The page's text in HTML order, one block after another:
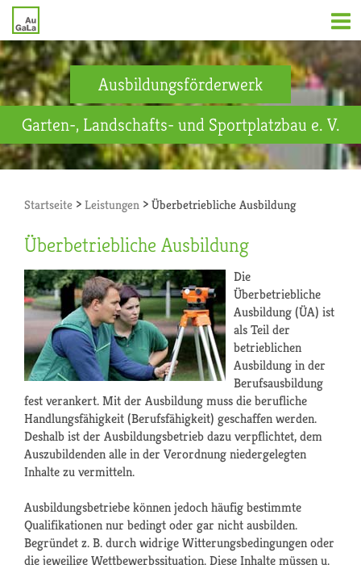
Ausbildungsförderwerk
Garten-, Landschafts- und Sportplatzbau e. V.
Startseite > Leistungen > Überbetriebliche Ausbildung
Überbetriebliche Ausbildung
Die
Überbetriebliche
Ausbildung (ÜA) ist
als Teil der
betrieblichen
Ausbildung in der
Berufsausbildung
fest verankert. Mit der Ausbildung muss die berufliche
Handlungsfähigkeit (Berufsfähigkeit) geschaffen werden.
Deshalb ist der Ausbildungsbetrieb dazu verpflichtet, dem
Auszubildenden alle in der Verordnung niedergelegten
Inhalte zu vermitteln.
Ausbildungsbetriebe können jedoch häufig bestimmte
Qualifikationen nur bedingt oder gar nicht ausbilden.
Begründet z. B. durch widrige Witterungsbedingungen oder
die jeweilige Wettbewerbssituation. Diese Inhalte müssen u.